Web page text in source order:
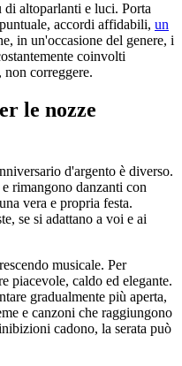
di altoparlanti e luci. Porta
accordi affidabili, un
in un'occasione del genere, i
coinvolti
correggere.
le nozze
d'argento è diverso.
rimangono danzanti con
vera e propria festa.
se si adattano a voi e ai
musicale. Per
piacevole, caldo ed elegante.
gradualmente più aperta,
e canzoni che raggiungono
cadono, la serata può